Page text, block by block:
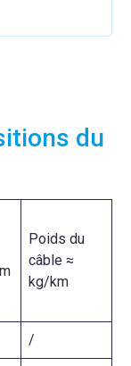
du
Poids du
câble ≈
kg/km
/